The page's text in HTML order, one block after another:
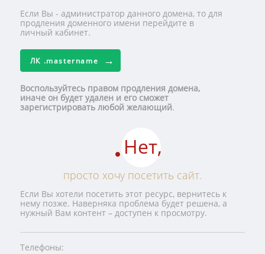
Если Вы - администратор данного домена, то для
продления доменного имени перейдите в
личный кабинет.
ЛК .mastername
Воспользуйтесь правом продления домена,
иначе он будет удален и его сможет
зарегистрировать любой желающий.
Нет,
просто хочу посетить сайт.
Если Вы хотели посетить этот ресурс, вернитесь к
нему позже. Наверняка проблема будет решена, а
нужный Вам контент – доступен к просмотру.
Телефоны: